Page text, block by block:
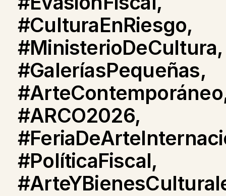
#CulturaEnRiesgo,
#MinisterioDeCultura,
#GaleríasPequeñas,
#ARCO2026,
#PolíticaFiscal,